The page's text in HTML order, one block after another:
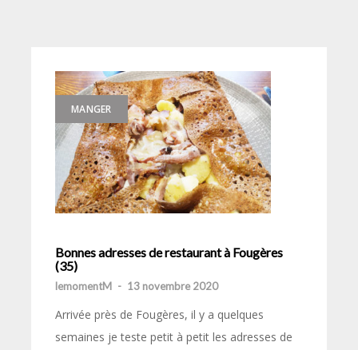
MANGER
Bonnes adresses de restaurant à Fougères
(35)
lemomentM - 13 novembre 2020
Arrivée près de Fougères, il y a quelques
semaines je teste petit à petit les adresses de